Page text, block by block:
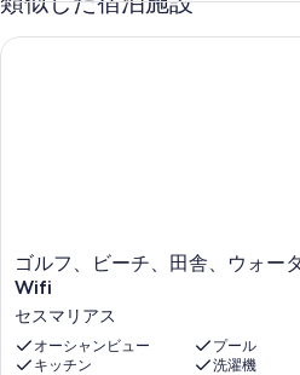
ゴ
ル
ビ
ー
チ、
ゴルフ、ビーチ、田舎、ウォー
Wifi
セスマリアス
オーシャンビュー
プール
キッチン
洗濯機
ゴルフ、ビーチ、田舎、ウォータ